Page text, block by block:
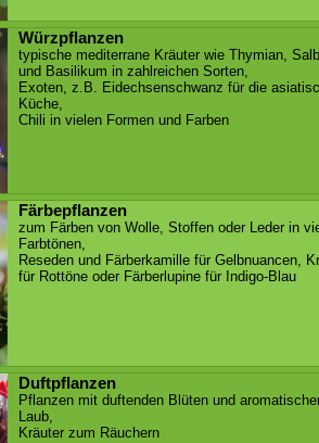
Würzpflanzen
typische mediterrane Kräuter wie Thymian,
und Basilikum in zahlreichen Sorten,
Exoten, z.B. Eidechsenschwanz für die
Küche,
Chili in vielen Formen und Farben
Färbepflanzen
zum Färben von Wolle, Stoffen oder Leder in
Farbtönen,
Reseden und Färberkamille für Gelbnuancen,
für Rottöne oder Färberlupine für Indigo-Blau
Duftpflanzen
Pflanzen mit duftenden Blüten und
Laub,
Kräuter zum Räuchern